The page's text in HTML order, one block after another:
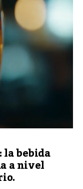
la bebida
a nivel